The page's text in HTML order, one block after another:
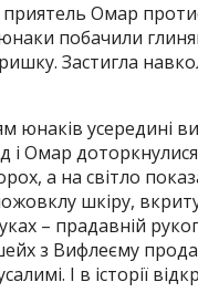
Омар
побачили
Застигла
юнаків усередині
і Омар
а на світло
шкіру,
– прадавній
з Вифлеєму
І в історії